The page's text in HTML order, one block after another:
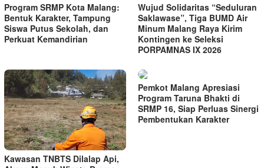
Program SRMP Kota Malang:
Bentuk Karakter, Tampung
Siswa Putus Sekolah, dan
Perkuat Kemandirian
Wujud Solidaritas “Seduluran
Saklawase”, Tiga BUMD Air
Minum Malang Raya Kirim
Kontingen ke Seleksi
PORPAMNAS IX 2026
Kawasan TNBTS Dilalap Api,
Pemkot Malang Apresiasi
Program Taruna Bhakti di
SRMP 16, Siap Perluas Sinergi
Pembentukan Karakter